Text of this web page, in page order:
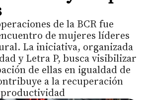
de la BCR fue
de mujeres líderes
La iniciativa, organizada
y Letra P, busca visibilizar
de ellas en igualdad de
a la recuperación